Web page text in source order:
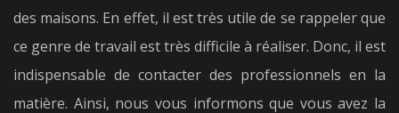
des maisons. En effet, il est très utile de se rappeler que
ce genre de travail est très difficile à réaliser. Donc, il est
indispensable de contacter des professionnels en la
matière. Ainsi, nous vous informons que vous avez la